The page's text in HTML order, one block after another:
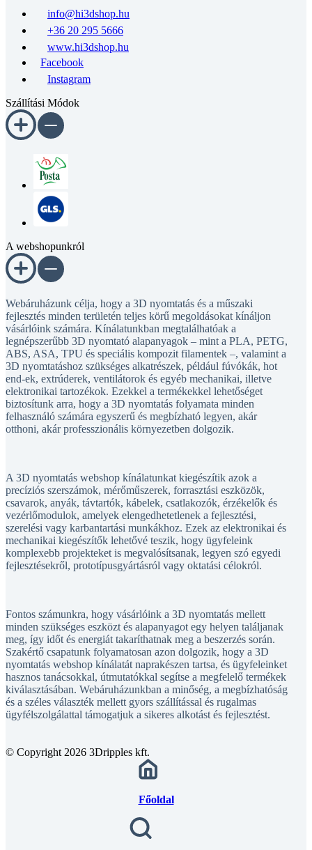
info@hi3dshop.hu
+36 20 295 5666
www.hi3dshop.hu
Facebook
Instagram
Szállítási Módok
A webshopunkról
Webáruházunk célja, hogy a 3D nyomtatás és a műszaki
fejlesztés minden területén teljes körű megoldásokat kínáljon
vásárlóink számára. Kínálatunkban megtalálhatóak a
legnépszerűbb 3D nyomtató alapanyagok – mint a PLA, PETG,
ABS, ASA, TPU és speciális kompozit filamentek –, valamint a
3D nyomtatáshoz szükséges alkatrészek, például fúvókák, hot
end-ek, extrúderek, ventilátorok és egyéb mechanikai, illetve
elektronikai tartozékok. Ezekkel a termékekkel lehetőséget
biztosítunk arra, hogy a 3D nyomtatás folyamata minden
felhasználó számára egyszerű és megbízható legyen, akár
otthoni, akár professzionális környezetben dolgozik.
A 3D nyomtatás webshop kínálatunkat kiegészítik azok a
precíziós szerszámok, mérőműszerek, forrasztási eszközök,
csavarok, anyák, távtartók, kábelek, csatlakozók, érzékelők és
vezérlőmodulok, amelyek elengedhetetlenek a fejlesztési,
szerelési vagy karbantartási munkákhoz. Ezek az elektronikai és
mechanikai kiegészítők lehetővé teszik, hogy ügyfeleink
komplexebb projekteket is megvalósítsanak, legyen szó egyedi
fejlesztésekről, prototípusgyártásról vagy oktatási célokról.
Fontos számunkra, hogy vásárlóink a 3D nyomtatás mellett
minden szükséges eszközt és alapanyagot egy helyen találjanak
meg, így időt és energiát takaríthatnak meg a beszerzés során.
Szakértő csapatunk folyamatosan azon dolgozik, hogy a 3D
nyomtatás webshop kínálatát naprakészen tartsa, és ügyfeleinket
hasznos tanácsokkal, útmutatókkal segítse a megfelelő termékek
kiválasztásában. Webáruházunkban a minőség, a megbízhatóság
és a széles választék mellett gyors szállítással és rugalmas
ügyfélszolgálattal támogatjuk a sikeres alkotást és fejlesztést.
© Copyright 2026 3Dripples kft.
Főoldal